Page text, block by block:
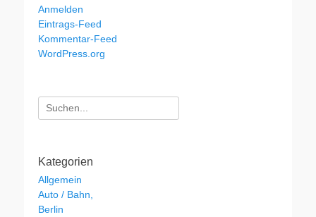
Anmelden
Eintrags-Feed
Kommentar-Feed
WordPress.org
Suchen
nach:
Kategorien
Allgemein
Auto / Bahn,
Berlin